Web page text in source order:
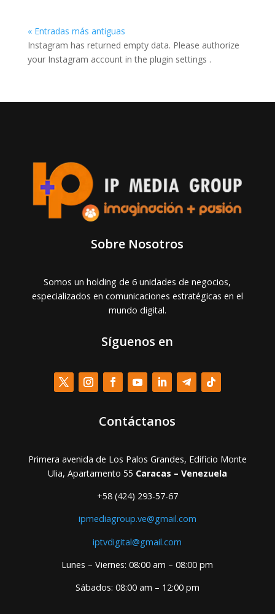
« Entradas más antiguas
Instagram has returned empty data. Please authorize
your Instagram account in the plugin settings .
Sobre Nosotros
Somos un holding de 6 unidades de negocios,
especializados en comunicaciones estratégicas en el
mundo digital.
Síguenos en
Contáctanos
Primera avenida de Los Palos Grandes, Edificio Monte
Ulia, Apartamento 55 Caracas – Venezuela
+58 (424) 293-57-67
ipmediagroup.ve@gmail.com
iptvdigital@gmail.com
Lunes – Viernes: 08:00 am – 08:00 pm
Sábados: 08:00 am – 12:00 pm